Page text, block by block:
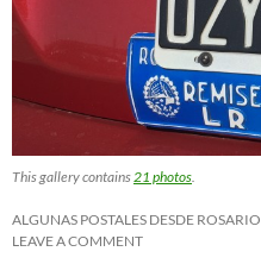
This gallery contains 21 photos
ALGUNAS POSTALES DESDE ROSARIO
LEAVE A COMMENT